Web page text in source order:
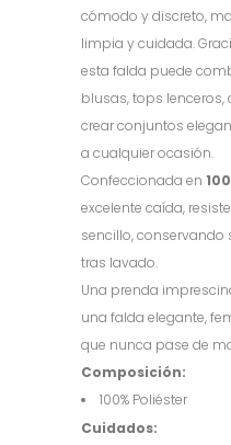
cómodo y discreto,
limpia y cuidada.
esta falda puede
blusas, tops
crear conjuntos
a cualquier ocasión.
Confeccionada en
excelente caída,
sencillo,
tras lavado.
Una prenda
una falda elegante,
que nunca pase de
Composición:
100% Poliéster
Cuidados: